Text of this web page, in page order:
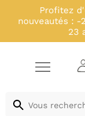
Profitez
nouveautés : -
23